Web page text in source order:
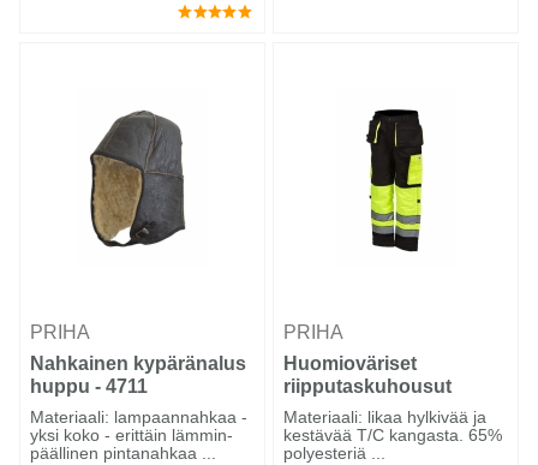
PRIHA
Nahkainen kypäränalus
huppu - 4711
Materiaali: lampaannahkaa -
yksi koko - erittäin lämmin-
päällinen pintanahkaa ...
PRIHA
Huomioväriset
riipputaskuhousut
kelta/musta EN 20471
lk.1 - 4132
Materiaali: likaa hylkivää ja
kestävää T/C kangasta. 65%
polyesteriä ...